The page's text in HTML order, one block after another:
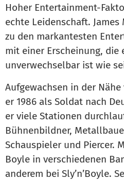
Hoher Entertainment-
echte Leidenschaft.
zu den markantesten
mit einer Erscheinung, die
unverwechselbar ist wie
Aufgewachsen in der
er 1986 als Soldat nach
er viele Stationen
Bühnenbildner,
Schauspieler und Piercer.
Boyle in verschiedenen
anderem bei Sly’n’Boyle.